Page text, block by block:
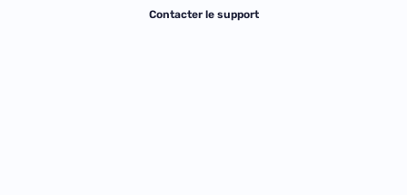
Contacter le support